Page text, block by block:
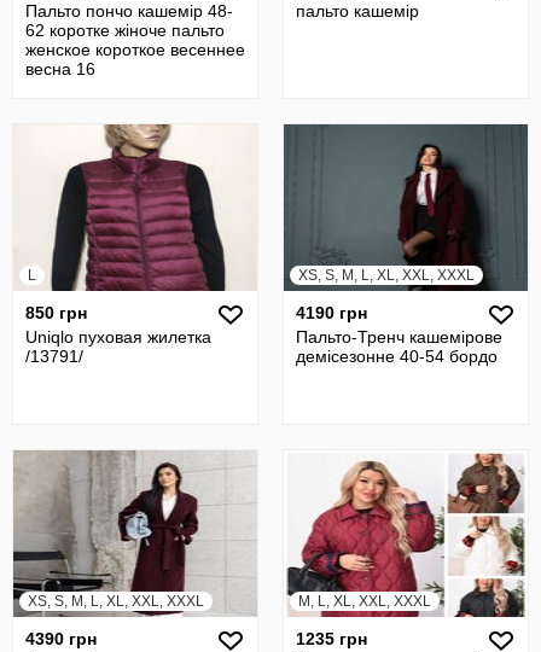
Пальто пончо кашемір 48-
62 коротке жіноче пальто
женское короткое весеннее
весна 16
пальто кашемір
L
850 грн
Uniqlo пуховая жилетка
/13791/
XS, S, M, L, XL, XXL, XXXL
4190 грн
Пальто-Тренч кашемірове
демісезонне 40-54 бордо
XS, S, M, L, XL, XXL, XXXL
4390 грн
M, L, XL, XXL, XXXL
1235 грн